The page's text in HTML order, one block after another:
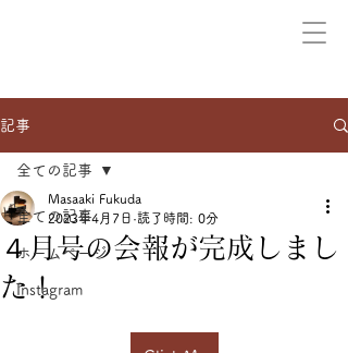
記事
全ての記事
ホームページ
Instagram
全ての記事
４月号の会報が完成しまし
た！
Masaaki Fukuda
2023年4月7日 読了時間: 0分